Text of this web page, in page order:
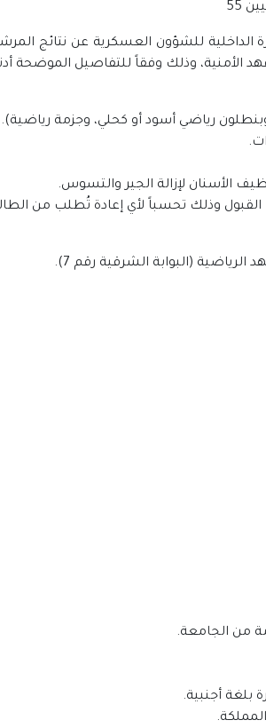
55
الداخلية للشؤون العسكرية عن نتائج
رياضي أسود أو كحلي، وجزمة رياضية).
الأسنان لإزالة الجير والتسوس.
(البوابة الشرقية رقم 7).